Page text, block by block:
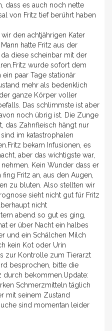
dass es auch noch nette
von Fritz tief berührt haben
wir den achtjährigen Kater
hatte Fritz aus der
diese scheinbar mit der
wurde sofort dem
paar Tage stationär
mehr als bedenklich
ganze Körper voller
Das schlimmste ist aber
noch übrig ist. Die Zunge
das Zahnfleisch hängt nur
im katastrophalen
bekam Infusionen, es
aber das wichtigste war,
Kein Wunder dass er
Fritz an, aus den Augen,
zu bluten. Also stellten wir
sieht nicht gut für Fritz
nicht
abend so gut es ging,
er über Nacht ein halbes
und ein Schälchen Milch
kein Kot oder Urin
zur Kontrolle zum Tierarzt
besprochen, bitte die
durch bekommen.Update:
Schmerzmitteln täglich
mit seinem Zustand
sind momentan leider